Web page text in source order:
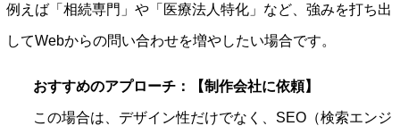
例えば「相続専門」や「医療法人特化」など、強みを打ち出
してWebからの問い合わせを増やしたい場合です。
おすすめのアプローチ：【制作会社に依頼】
この場合は、デザイン性だけでなく、SEO（検索エンジ